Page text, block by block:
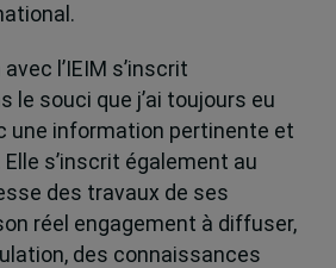
l’IEIM s’inscrit
le souci que j’ai toujours eu
une information pertinente et
s’inscrit également au
des travaux de ses
réel engagement à diffuser,
des connaissances